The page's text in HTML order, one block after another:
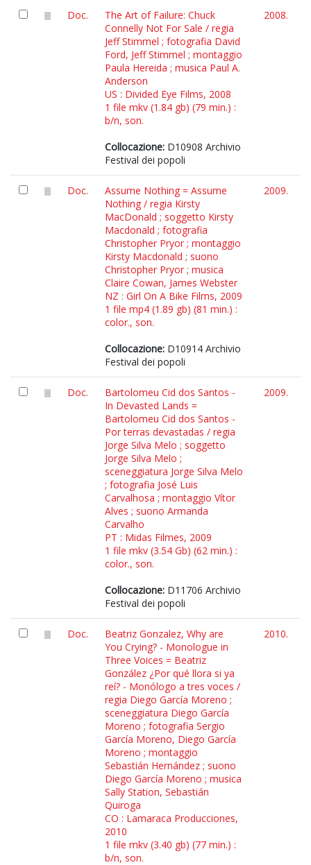
Doc.
The Art of Failure: Chuck
Connelly Not For Sale / regia
Jeff Stimmel ; fotografia David
Ford, Jeff Stimmel ; montaggio
Paula Hereida ; musica Paul A.
Anderson
US : Divided Eye Films, 2008
1 file mkv (1.84 gb) (79 min.) :
b/n, son.
Collocazione: D10908 Archivio
Festival dei popoli
2008.
Doc.
Assume Nothing = Assume
Nothing / regia Kirsty
MacDonald ; soggetto Kirsty
Macdonald ; fotografia
Christopher Pryor ; montaggio
Kirsty Macdonald ; suono
Christopher Pryor ; musica
Claire Cowan, James Webster
NZ : Girl On A Bike Films, 2009
1 file mp4 (1.89 gb) (81 min.) :
color., son.
Collocazione: D10914 Archivio
Festival dei popoli
2009.
Doc.
Bartolomeu Cid dos Santos -
In Devasted Lands =
Bartolomeu Cid dos Santos -
Por terras devastadas / regia
Jorge Silva Melo ; soggetto
Jorge Silva Melo ;
sceneggiatura Jorge Silva Melo
; fotografia José Luis
Carvalhosa ; montaggio Vítor
Alves ; suono Armanda
Carvalho
PT : Midas Filmes, 2009
1 file mkv (3.54 Gb) (62 min.) :
color., son.
Collocazione: D11706 Archivio
Festival dei popoli
2009.
Doc.
Beatriz Gonzalez, Why are
You Crying? - Monologue in
Three Voices = Beatriz
González ¿Por qué llora si ya
reí? - Monólogo a tres voces /
regia Diego García Moreno ;
sceneggiatura Diego García
Moreno ; fotografia Sergio
García Moreno, Diego García
Moreno ; montaggio
Sebastián Hernández ; suono
Diego García Moreno ; musica
Sally Station, Sebastián
Quiroga
CO : Lamaraca Producciones,
2010
1 file mkv (3.40 gb) (77 min.) :
b/n, son.
2010.